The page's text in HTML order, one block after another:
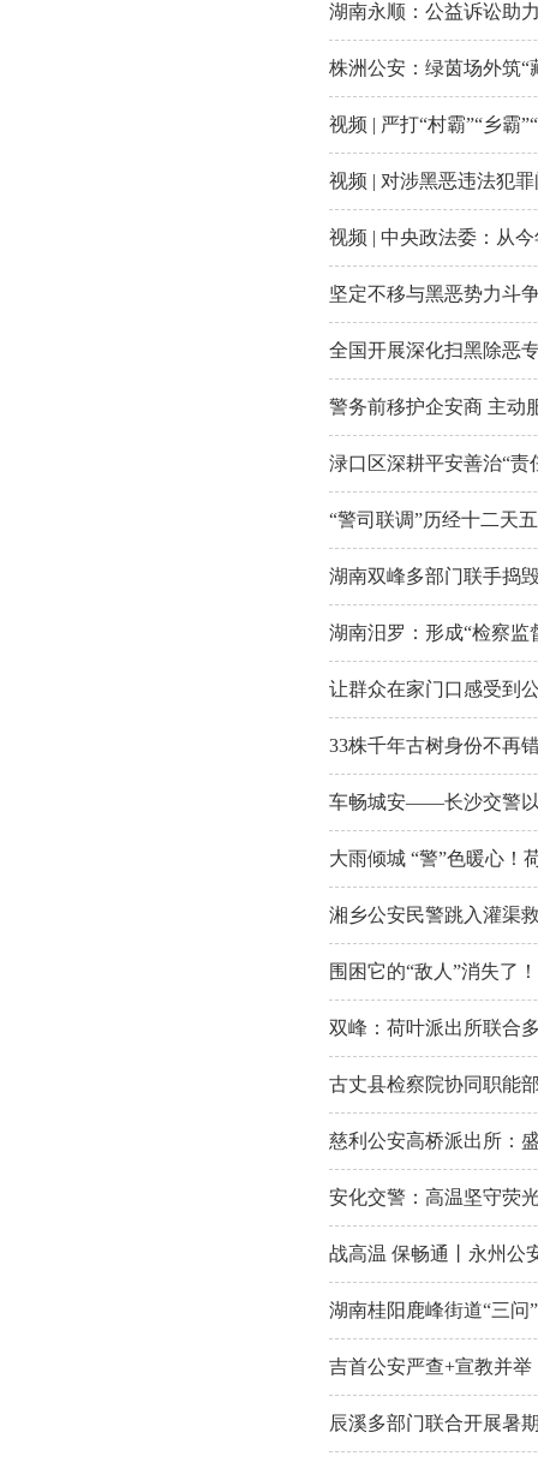
湖南永顺：公益诉讼助
株洲公安：绿茵场外筑“
视频 | 严打“村霸”“乡霸
视频 | 对涉黑恶违法犯
视频 | 中央政法委：从
坚定不移与黑恶势力斗
全国开展深化扫黑除恶
警务前移护企安商 主动
渌口区深耕平安善治“责
“警司联调”历经十二天
湖南双峰多部门联手捣
湖南汨罗：形成“检察
让群众在家门口感受到
33株千年古树身份不再
车畅城安——长沙交警以
大雨倾城 “警”色暖心！
湘乡公安民警跳入灌渠
围困它的“敌人”消失了
双峰：荷叶派出所联合
古丈县检察院协同职能
慈利公安高桥派出所：
安化交警：高温坚守荧
战高温 保畅通丨永州公
湖南桂阳鹿峰街道“三问
吉首公安严查+宣教并
辰溪多部门联合开展暑